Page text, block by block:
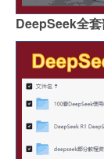
DeepSeek全